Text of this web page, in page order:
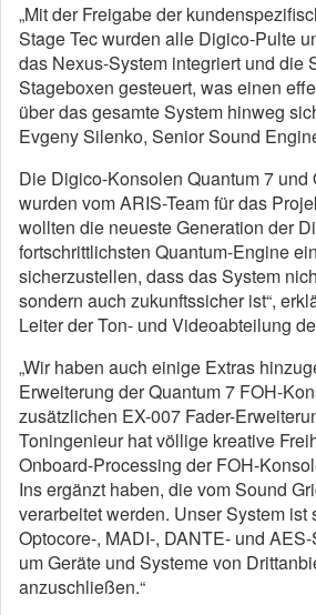
„Mit der Freigabe der
Stage Tec wurden alle Digico-Pulte
das Nexus-System integriert und die
Stageboxen gesteuert, was einen
über das gesamte System hinweg
Evgeny Silenko, Senior Sound
Die Digico-Konsolen Quantum 7 und
wurden vom ARIS-Team für das
wollten die neueste Generation der
fortschrittlichsten Quantum-Engine
sicherzustellen, dass das System
sondern auch zukunftssicher ist“,
Leiter der Ton- und Videoabteilung
„Wir haben auch einige Extras
Erweiterung der Quantum 7 FOH-
zusätzlichen EX-007 Fader-
Toningenieur hat völlige kreative
Onboard-Processing der FOH-
Ins ergänzt haben, die vom Sound
verarbeitet werden. Unser System ist
Optocore-, MADI-, DANTE- und
um Geräte und Systeme von
anzuschließen.“